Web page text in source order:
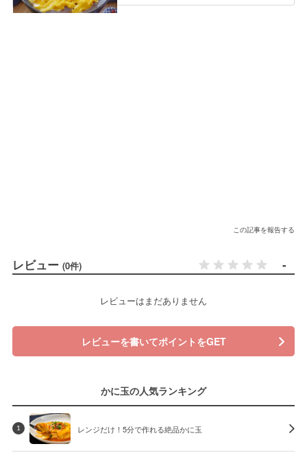
この記事を報告する
レビュー (0件) -
レビューはまだありません
レビューを書いてポイントをGET
かに玉の人気ランキング
1 レンジだけ！5分で作れる絶品かに玉